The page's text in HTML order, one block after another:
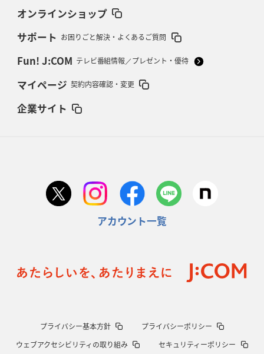
オンラインショップ
サポート お困りごと解決・よくあるご質問
Fun! J:COM テレビ番組情報／プレゼント・優待
マイページ 契約内容確認・変更
企業サイト
アカウント一覧
プライバシー基本方針
プライバシーポリシー
ウェブアクセシビリティの取り組み
セキュリティーポリシー